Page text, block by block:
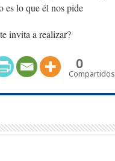
es lo que él nos pide
invita a realizar?
0
Compartidos